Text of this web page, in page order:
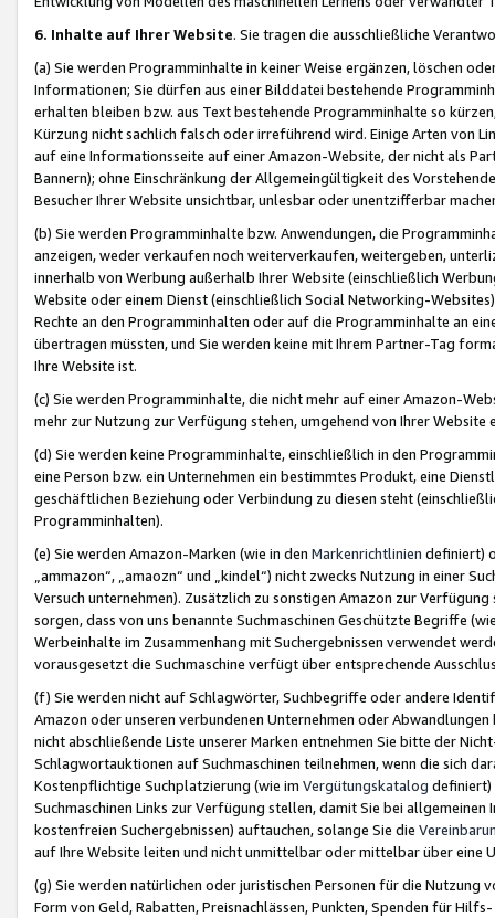
6. Inhalte auf Ihrer Website. Sie tragen die ausschließliche
(a) Sie werden Programminhalte in keiner Weise ergänzen, löschen
Informationen; Sie dürfen aus einer Bilddatei bestehende
erhalten bleiben bzw. aus Text bestehende Programminhalte so
Kürzung nicht sachlich falsch oder irreführend wird. Einige Arten von
auf eine Informationsseite auf einer Amazon-Website, der nicht als
Bannern); ohne Einschränkung der Allgemeingültigkeit des
Besucher Ihrer Website unsichtbar, unlesbar oder unentzifferbar
(b) Sie werden Programminhalte bzw. Anwendungen, die
anzeigen, weder verkaufen noch weiterverkaufen, weitergeben,
innerhalb von Werbung außerhalb Ihrer Website (einschließlich
Website oder einem Dienst (einschließlich Social Networking-
Rechte an den Programminhalten oder auf die Programminhalte an
übertragen müssten, und Sie werden keine mit Ihrem Partner-Tag
Ihre Website ist.
(c) Sie werden Programminhalte, die nicht mehr auf einer Amazon-
mehr zur Nutzung zur Verfügung stehen, umgehend von Ihrer
(d) Sie werden keine Programminhalte, einschließlich in den
eine Person bzw. ein Unternehmen ein bestimmtes Produkt, eine
geschäftlichen Beziehung oder Verbindung zu diesen steht
Programminhalten).
(e) Sie werden Amazon-Marken (wie in den Markenrichtlinien definiert)
„ammazon“, „amaozn“ und „kindel“) nicht zwecks Nutzung in einer
Versuch unternehmen). Zusätzlich zu sonstigen Amazon zur
sorgen, dass von uns benannte Suchmaschinen Geschützte Begriffe
Werbeinhalte im Zusammenhang mit Suchergebnissen verwendet
vorausgesetzt die Suchmaschine verfügt über entsprechende
(f) Sie werden nicht auf Schlagwörter, Suchbegriffe oder andere
Amazon oder unseren verbundenen Unternehmen oder
nicht abschließende Liste unserer Marken entnehmen Sie bitte der
Schlagwortauktionen auf Suchmaschinen teilnehmen, wenn die sich
Kostenpflichtige Suchplatzierung (wie im Vergütungskatalog definiert)
Suchmaschinen Links zur Verfügung stellen, damit Sie bei
kostenfreien Suchergebnissen) auftauchen, solange Sie die
auf Ihre Website leiten und nicht unmittelbar oder mittelbar über eine
(g) Sie werden natürlichen oder juristischen Personen für die Nutzung
Form von Geld, Rabatten, Preisnachlässen, Punkten, Spenden für